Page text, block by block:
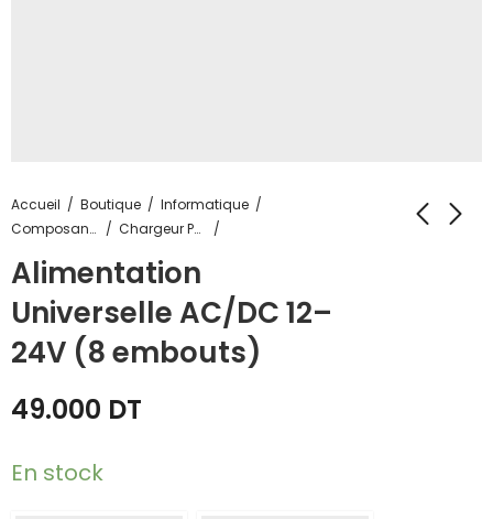
Accueil Boutique
Informatique
Composants Informatique
Chargeur Pour Pc Portable
Alimentation
Universelle AC/DC 12–
24V (8 embouts)
49.000 DT
En stock